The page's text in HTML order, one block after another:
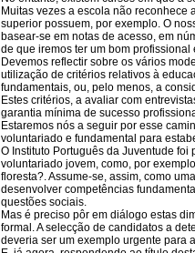
Muitas vezes a escola não
superior possuem, por exemplo. O
basear-se em notas de acesso, em
de que iremos ter um bom
Devemos reflectir sobre os vários
utilização de critérios relativos à
fundamentais, ou, pelo menos, a
Estes critérios, a avaliar com
garantia mínima de sucesso
Estaremos nós a seguir por esse
voluntariado e fundamental para
O Instituto Português da Juventude
voluntariado jovem, como, por
floresta?. Assume-se, assim, como
desenvolver competências
questões sociais.
Mas é preciso pôr em diálogo estas
formal. A selecção de candidatos a
deveria ser um exemplo urgente para